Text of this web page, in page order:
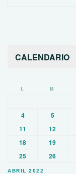
CALENDARIO
ABRIL 2022
L M
4
5
11
12
18
19
25
26